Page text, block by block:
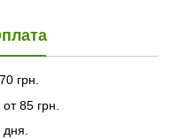
грн.
85 грн.
дня.